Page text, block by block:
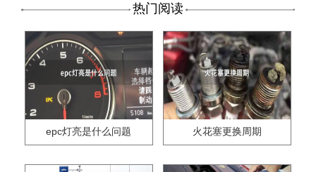
热门阅读
epc灯亮是什么问题 火花塞更换周期